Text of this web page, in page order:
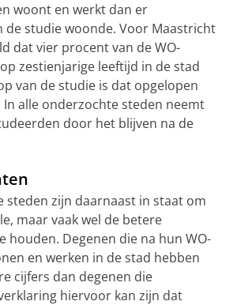
woont en werkt dan er
de studie woonde. Voor Maastricht
dat vier procent van de WO-
zestienjarige leeftijd in de stad
van de studie is dat opgelopen
alle onderzochte steden neemt
door het blijven na de
steden zijn daarnaast in staat om
maar vaak wel de betere
houden. Degenen die na hun WO-
en werken in de stad hebben
cijfers dan degenen die
hiervoor kan zijn dat